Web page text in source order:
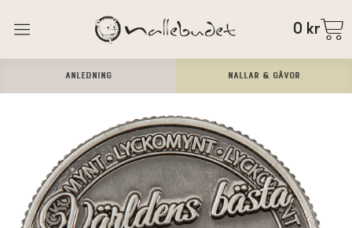
0 kr
ANLEDNING Nallar & Gåvor